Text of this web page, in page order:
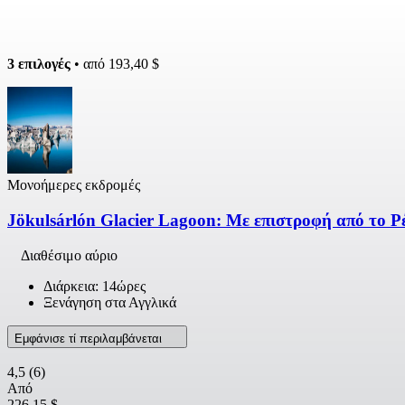
3 επιλογές • από 193,40 $
Μονοήμερες εκδρομές
Jökulsárlón Glacier Lagoon: Με επιστροφή από το
Διαθέσιμο αύριο
Διάρκεια: 14ώρες
Ξενάγηση στα Αγγλικά
Εμφάνισε τί περιλαμβάνεται
4,5 (6)
Από